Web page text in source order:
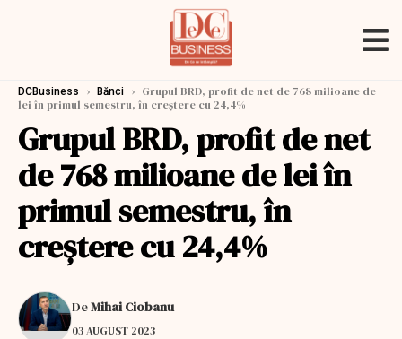
DCBusiness › Bănci › Grupul BRD, profit de net de 768 milioane de
lei în primul semestru, în creştere cu 24,4%
Grupul BRD, profit de net
de 768 milioane de lei în
primul semestru, în
creştere cu 24,4%
DeMihai Ciobanu
03 AUGUST 2023